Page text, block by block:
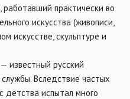
практически во
искусства (живописи,
искусстве, скульптуре и
известный русский
Вследствие частых
детства испытал много